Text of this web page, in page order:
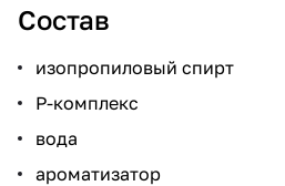
Состав
изопропиловый спирт
P-комплекс
вода
ароматизатор